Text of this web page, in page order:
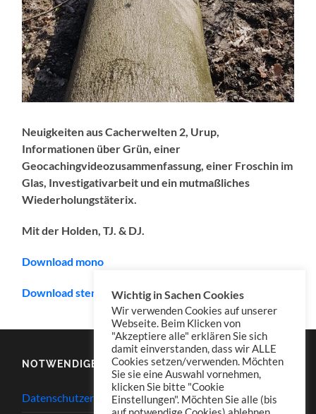
Neuigkeiten aus Cacherwelten 2, Urup,
Informationen über Grün, einer
Geocachingvideozusammenfassung, einer Froschin im
Glas, Investigativarbeit und ein mutmaßliches
Wiederholungstäterix.
Mit der Holden, TJ. & DJ.
Download mono
Download stereo (empfohlen/recommended)
NOTWENDIGES
Datenschutzerklärung
Wichtig in Sachen Cookies
Wir verwenden Cookies auf unserer
Webseite. Beim Klicken von
"Akzeptiere alle" erklären Sie sich
damit einverstanden, dass wir ALLE
Cookies setzen/verwenden. Möchten
Sie sie eine Auswahl vornehmen,
klicken Sie bitte "Cookie
Einstellungen". Möchten Sie alle (bis